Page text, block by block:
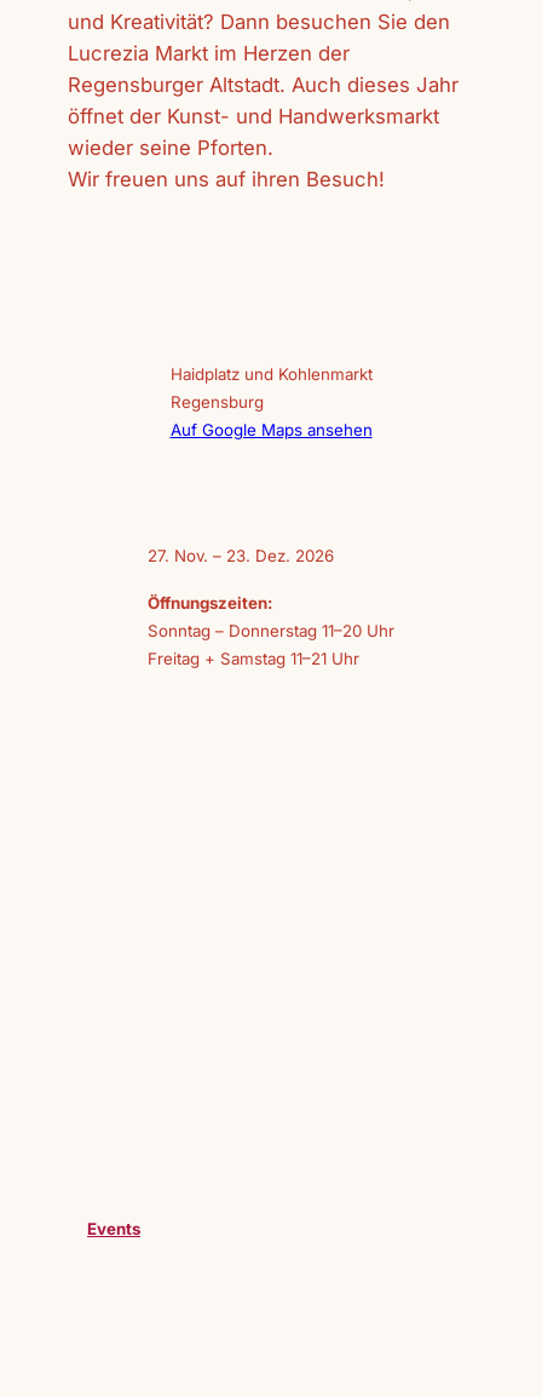
und Kreativität? Dann besuchen Sie den
Lucrezia Markt im Herzen der
Regensburger Altstadt. Auch dieses Jahr
öffnet der Kunst- und Handwerksmarkt
wieder seine Pforten.
Wir freuen uns auf ihren Besuch!
Haidplatz und Kohlenmarkt
Regensburg
Auf Google Maps ansehen
27. Nov. – 23. Dez. 2026
Öffnungszeiten:
Sonntag – Donnerstag 11–20 Uhr
Freitag + Samstag 11–21 Uhr
Events